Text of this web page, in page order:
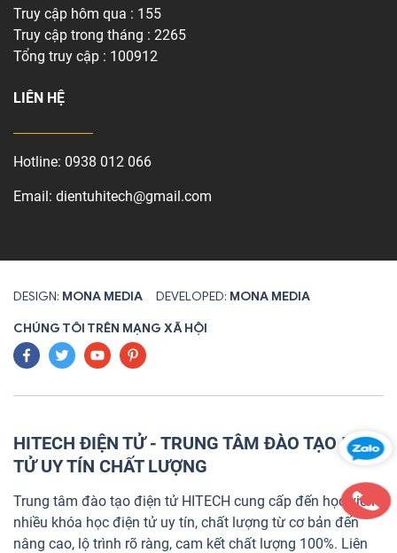
Truy cập hôm qua : 155
Truy cập trong tháng : 2265
Tổng truy cập : 100912
LIÊN HỆ
Hotline: 0938 012 066
Email: dientuhitech@gmail.com
DESIGN: MONA MEDIA DEVELOPED: MONA MEDIA
CHÚNG TÔI TRÊN MẠNG XÃ HỘI
HITECH ĐIỆN TỬ - TRUNG TÂM ĐÀO TẠO ĐIỆN
TỬ UY TÍN CHẤT LƯỢNG
Trung tâm đào tạo điện tử HITECH cung cấp đến học viên
nhiều khóa học điện tử uy tín, chất lượng từ cơ bản đến
nâng cao, lộ trình rõ ràng, cam kết chất lượng 100%. Liên